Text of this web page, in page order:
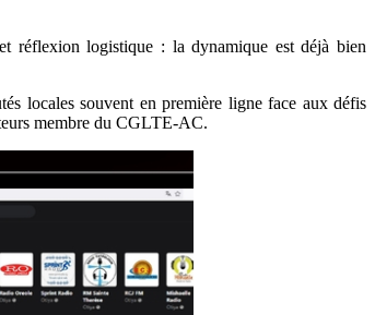
réflexion logistique : la dynamique est déjà bien
locales souvent en première ligne face aux défis
membre du CGLTE-AC.